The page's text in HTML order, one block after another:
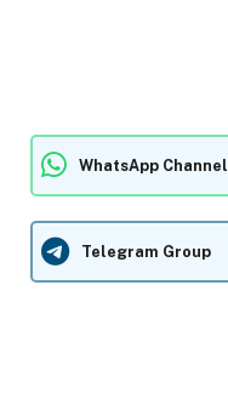
WhatsApp Channel
Telegram Group